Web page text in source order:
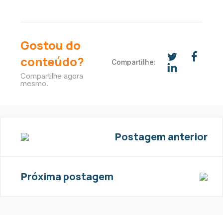
Gostou do
conteúdo?
Compartilhe agora
mesmo.
Compartilhe:
Postagem anterior
Próxima postagem